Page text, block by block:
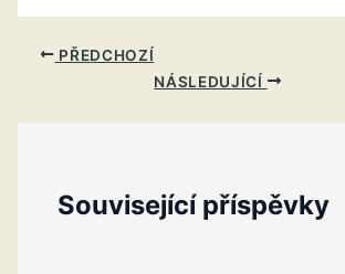
PŘEDCHOZÍ
NÁSLEDUJÍCÍ
Související příspěvky